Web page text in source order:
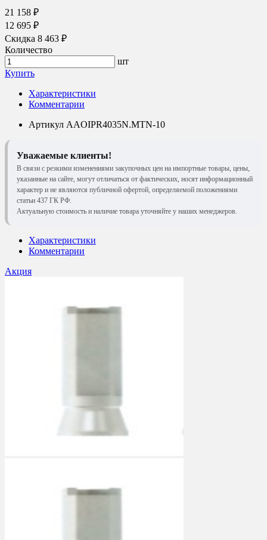
21 158 ₽
12 695 ₽
Скидка 8 463 ₽
Количество
шт
Купить
Характеристики
Комментарии
Артикул AAOIPR4035N.MTN-10
Уважаемые клиенты!
В связи с резкими изменениями закупочных цен на импортные товары, цены,
указанные на сайте, могут отличаться от фактических, носят информационный
характер и не являются публичной офертой, определяемой положениями
статьи 437 ГК РФ.
Актуальную стоимость и наличие товара уточняйте у наших менеджеров.
Характеристики
Комментарии
Акция